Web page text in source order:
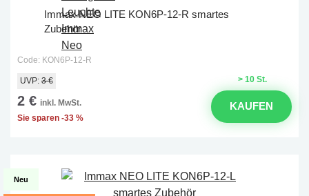
Immax NEO LITE KON6P-12-R smartes
Zubehör
Code: KON6P-12-R
> 10 St.
UVP: 3 €
2 € inkl. MwSt.
Sie sparen -33 %
KAUFEN
Neu